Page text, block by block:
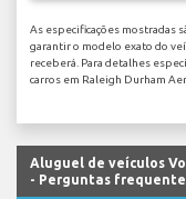
As especificações mostradas
garantir o modelo exato do
receberá. Para detalhes
carros em Raleigh Durham
Aluguel de veículos
- Perguntas